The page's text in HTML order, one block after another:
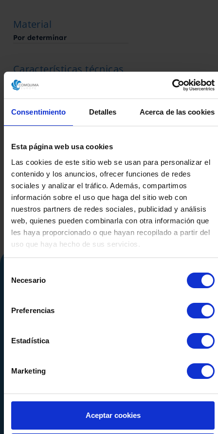
Consentimiento Detalles Acerca de las cookies
Esta página web usa cookies
Las cookies de este sitio web se usan para personalizar el
contenido y los anuncios, ofrecer funciones de redes
sociales y analizar el tráfico. Además, compartimos
información sobre el uso que haga del sitio web con
nuestros partners de redes sociales, publicidad y análisis
web, quienes pueden combinarla con otra información que
les haya proporcionado o que hayan recopilado a partir del
uso que haya hecho de sus servicios.
Necesario
Preferencias
Estadística
Marketing
Aceptar cookies
Material
Por determinar
Características técnicas
Año de fabricación
Estado
Fabricado por
Safem
info@comquima.com